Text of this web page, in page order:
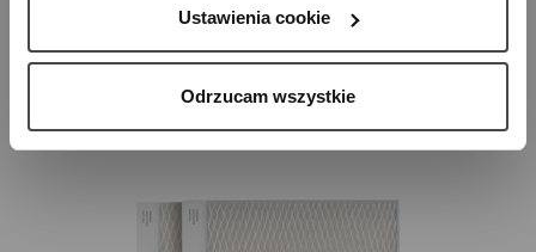
celu personalizacji reklam i dokonywania pomiarów
skuteczności kampanii marketingowych, dane mogą być
Ustawienia cookie
Odrzucam wszystkie
Zmiękczacz Wody W Kartridżu...
89,00 zł